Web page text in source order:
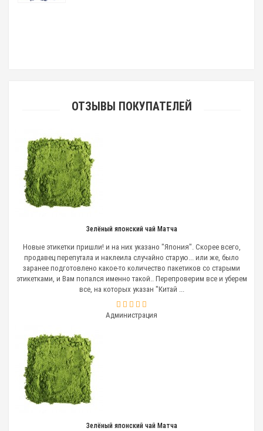
ОТЗЫВЫ ПОКУПАТЕЛЕЙ
Зелёный японский чай Матча
Новые этикетки пришли! и на них указано "Япония". Скорее всего,
продавец перепутала и наклеила случайно старую... или же, было
заранее подготовлено какое-то количество пакетиков со старыми
этикетками, и Вам попался именно такой.. Перепроверим все и уберем
все, на которых указан "Китай ...
Администрация
Зелёный японский чай Матча